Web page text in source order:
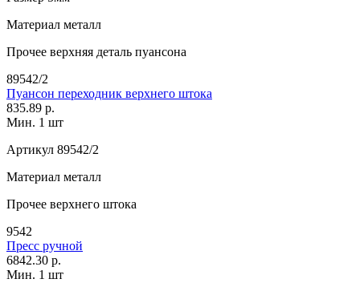
Материал металл
Прочее верхняя деталь пуансона
89542/2
Пуансон переходник верхнего штока
835.89 р.
Мин. 1 шт
Артикул 89542/2
Материал металл
Прочее верхнего штока
9542
Пресс ручной
6842.30 р.
Мин. 1 шт